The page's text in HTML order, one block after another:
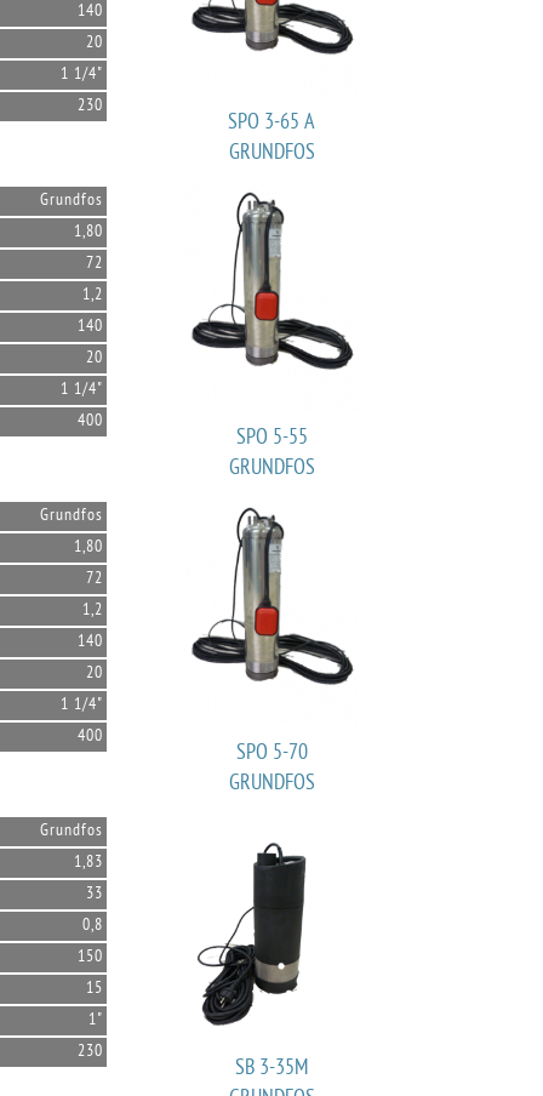
140
20
1 1/4"
230
SPO 3-65 A
GRUNDFOS
Grundfos
1,80
72
1,2
140
20
1 1/4"
400
SPO 5-55
GRUNDFOS
Grundfos
1,80
72
1,2
140
20
1 1/4"
400
SPO 5-70
GRUNDFOS
Grundfos
1,83
33
0,8
150
15
1"
230
SB 3-35M